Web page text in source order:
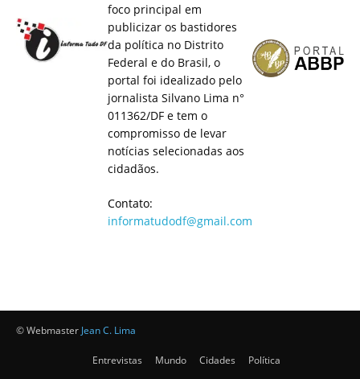
foco principal em
publicizar os bastidores
da política no Distrito
Federal e do Brasil, o
portal foi idealizado pelo
jornalista Silvano Lima n°
011362/DF e tem o
compromisso de levar
notícias selecionadas aos
cidadãos.
Contato:
informatudodf@gmail.com
© Webmaster Jean C. Lima
Entrevistas Mundo Cidades Política